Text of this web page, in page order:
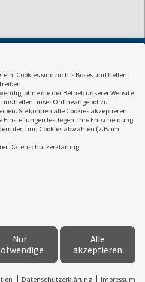
ein. Cookies sind nichts Böses und helfen
ohne die der Betrieb unserer Website
helfen unser Onlineangebot zu
Sie können alle Cookies akzeptieren
Einstellungen festlegen. Ihre Entscheidung
und Cookies abwählen (z.B. im
Datenschutzerklärung.
Nur
Alle
akzeptieren
Datenschutzerklärung Impressum
0941 / 998265
fachliche Betreuung -
Version: 2.3